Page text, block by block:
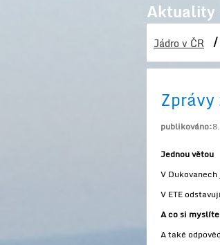
Aktuality
Jádro v ČR /
publikováno:
Jednou větou
V
V ETE
A co si
A také